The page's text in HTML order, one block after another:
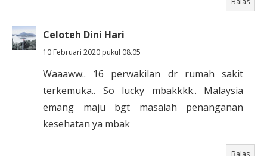
Celoteh Dini Hari
10 Februari 2020 pukul 08.05
Waaaww.. 16 perwakilan dr rumah sakit
terkemuka.. So lucky mbakkkk.. Malaysia
emang maju bgt masalah penanganan
kesehatan ya mbak
Balas